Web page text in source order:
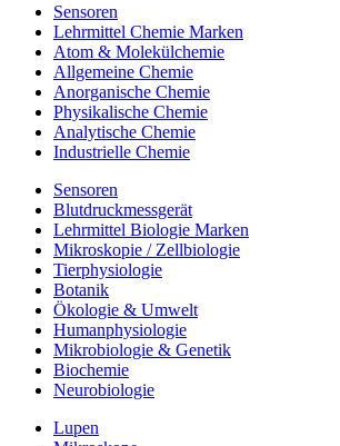
Sensoren
Lehrmittel Chemie Marken
Atom & Molekülchemie
Allgemeine Chemie
Anorganische Chemie
Physikalische Chemie
Analytische Chemie
Industrielle Chemie
Sensoren
Blutdruckmessgerät
Lehrmittel Biologie Marken
Mikroskopie / Zellbiologie
Tierphysiologie
Botanik
Ökologie & Umwelt
Humanphysiologie
Mikrobiologie & Genetik
Biochemie
Neurobiologie
Lupen